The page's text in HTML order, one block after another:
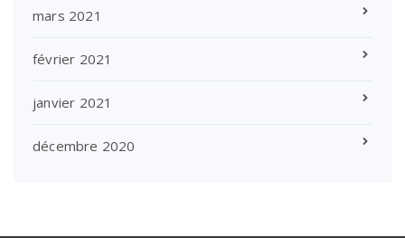
mars 2021
février 2021
janvier 2021
décembre 2020